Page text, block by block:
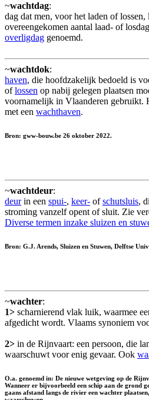
~wachtdag:
dag dat men, voor het laden of lossen,
overeengekomen aantal laad- of
overligdag genoemd.
~wachtdok:
haven, die hoofdzakelijk bedoeld is
oflossen op nabij gelegen plaatsen
voornamelijk in Vlaanderen gebruikt.
met een wachthaven.
Bron: gww-bouw.be 26 oktober 2022.
~wachtdeur:
deurin een spui-, keer- ofschutsluis,
stroming vanzelf opent of sluit. Zie
Diverse termen inzake sluizen en
Bron: G.J. Arends, Sluizen en Stuwen, Delftse
~wachter:
1> scharnierend vlak luik, waarmee
afgedicht wordt. Vlaams synoniem
2> in de Rijnvaart: een persoon, die
waarschuwt voor enig gevaar. Ook
O.a. genoemd in: De nieuwe wetgeving op de
Wanneer er bijvoorbeeld een schip aan de grond
gaans afstand langs de rivier een wachter